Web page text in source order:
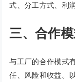
式、分工方式、利
三、合作
与工厂的合作模式
任、风险和收益。